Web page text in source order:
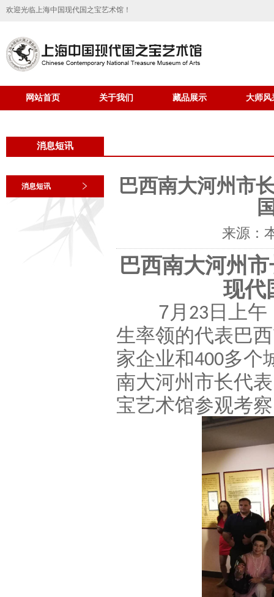
欢迎光临上海中国现代国之宝艺术馆！
网站首页 关于我们 藏品展示 大师风
消息短讯
消息短讯
巴西南大河州市
来源：
巴西南大河州
现代
7月 23 日上
生率领的代表巴西
家企业和400多个
南大河州市长代
宝艺术馆参观考